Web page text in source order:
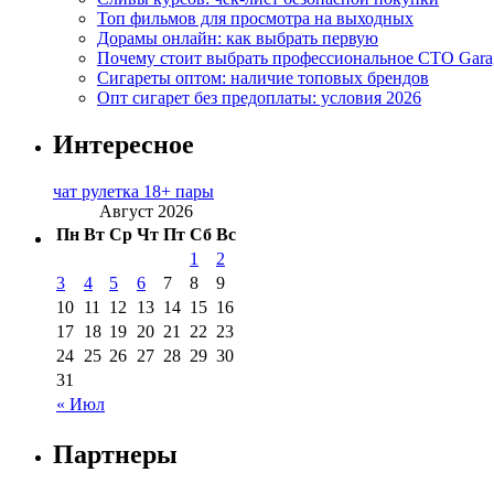
Топ фильмов для просмотра на выходных
Дорамы онлайн: как выбрать первую
Почему стоит выбрать профессиональное СТО
Сигареты оптом: наличие топовых брендов
Опт сигарет без предоплаты: условия 2026
Интересное
чат рулетка 18+ пары
Август 2026
Пн Вт Ср Чт Пт Сб Вс
« Июл
1
2
3
4 5 6 7 8
9
10 11 12 13 14 15 16
17 18 19 20 21 22 23
24 25 26 27 28 29 30
31
Партнеры